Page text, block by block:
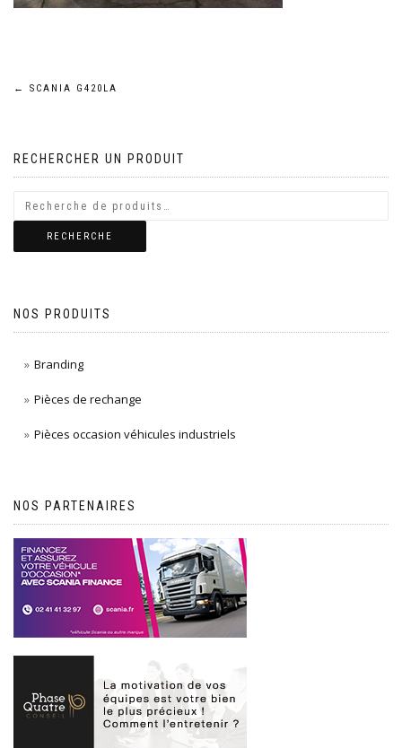
Navigation
l’article
← SCANIA G420LA
RECHERCHER UN PRODUIT
RECHERCHE
NOS PRODUITS
Branding
Pièces de rechange
Pièces occasion véhicules industriels
NOS PARTENAIRES